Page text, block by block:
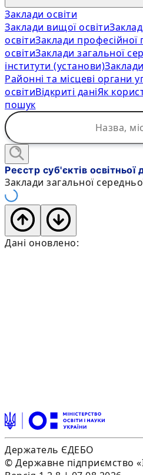
Заклади освіти
Заклади вищої освіти
освітиЗаклади професійної
освітиЗаклади загальної
інститути (установи)
Районні та місцеві органи
освітиВідкриті даніЯк
пошук
Реєстр суб'єктів освітньої
Заклади загальної
Дані оновлено:
Держатель ЄДЕБО
© Державне підприємство